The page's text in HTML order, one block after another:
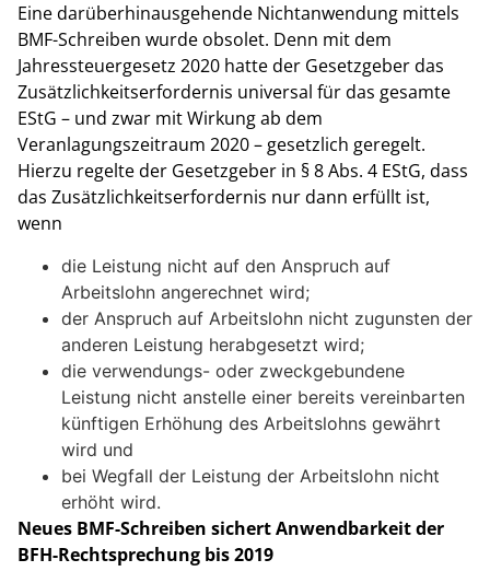
Eine darüberhinausgehende Nichtanwendung mittels
BMF-Schreiben wurde obsolet. Denn mit dem
Jahressteuergesetz 2020 hatte der Gesetzgeber das
Zusätzlichkeitserfordernis universal für das gesamte
EStG – und zwar mit Wirkung ab dem
Veranlagungszeitraum 2020 – gesetzlich geregelt.
Hierzu regelte der Gesetzgeber in § 8 Abs. 4 EStG, dass
das Zusätzlichkeitserfordernis nur dann erfüllt ist,
wenn
die Leistung nicht auf den Anspruch auf
Arbeitslohn angerechnet wird;
der Anspruch auf Arbeitslohn nicht zugunsten der
anderen Leistung herabgesetzt wird;
die verwendungs- oder zweckgebundene
Leistung nicht anstelle einer bereits vereinbarten
künftigen Erhöhung des Arbeitslohns gewährt
wird und
bei Wegfall der Leistung der Arbeitslohn nicht
erhöht wird.
Neues BMF-Schreiben sichert Anwendbarkeit der
BFH-Rechtsprechung bis 2019